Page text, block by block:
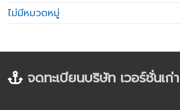
ไม่มีหมวดหมู่
จดทะเบียนบริษัท เวอร์ชั่นเก่า